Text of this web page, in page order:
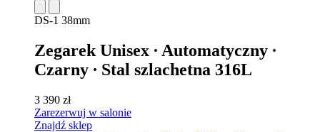
DS-1 38mm
Zegarek Unisex ∙ Automatyczny ∙
Czarny ∙ Stal szlachetna 316L
3 390 zł
Zarezerwuj w salonie
Znajdź sklep